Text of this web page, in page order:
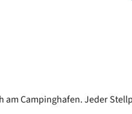
am Campinghafen. Jeder